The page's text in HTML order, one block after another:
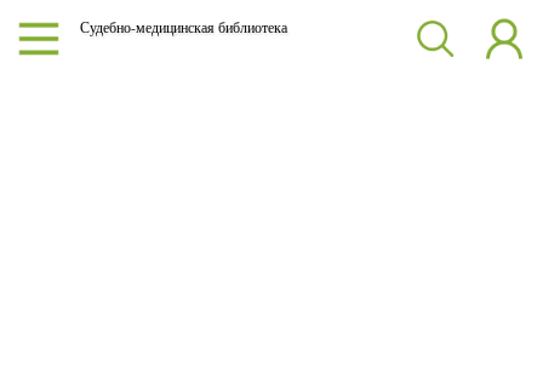
Судебно-медицинская библиотека